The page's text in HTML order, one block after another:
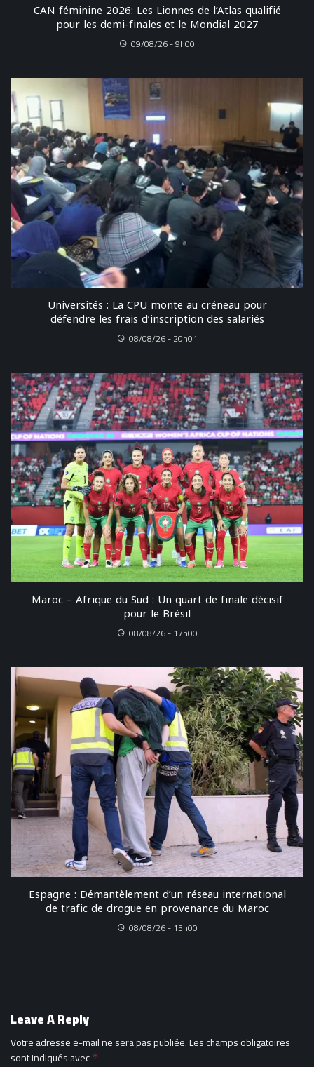
CAN féminine 2026: Les Lionnes de l’Atlas qualifié
pour les demi-finales et le Mondial 2027
09/08/26 - 9h00
Universités : La CPU monte au créneau pour
défendre les frais d’inscription des salariés
08/08/26 - 20h01
Maroc – Afrique du Sud : Un quart de finale décisif
pour le Brésil
08/08/26 - 17h00
Espagne : Démantèlement d’un réseau international
de trafic de drogue en provenance du Maroc
08/08/26 - 15h00
Leave A Reply
Votre adresse e-mail ne sera pas publiée.Les champs obligatoires
sont indiqués avec *